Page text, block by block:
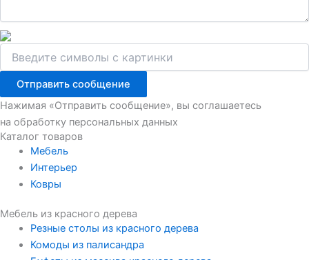
Отправить сообщение
Нажимая «Отправить сообщение», вы соглашаетесь
на обработку персональных данных
Каталог товаров
Мебель
Интерьер
Ковры
Мебель из красного дерева
Резные столы из красного дерева
Комоды из палисандра